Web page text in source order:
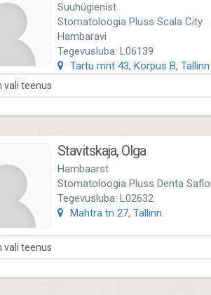
Suuhügienist
Stomatoloogia Pluss Scala City
Hambaravi
Tegevusluba: L06139
Tartu mnt 43, Korpus B, Tallinn
Stavitskaja, Olga
Hambaarst
Stomatoloogia Pluss Denta
Tegevusluba: L02632
Mahtra tn 27, Tallinn